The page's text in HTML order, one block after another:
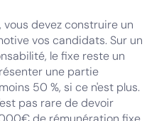
devez construire un
vos candidats. Sur un
le fixe reste un
une partie
50 %, si ce n'est plus.
pas rare de devoir